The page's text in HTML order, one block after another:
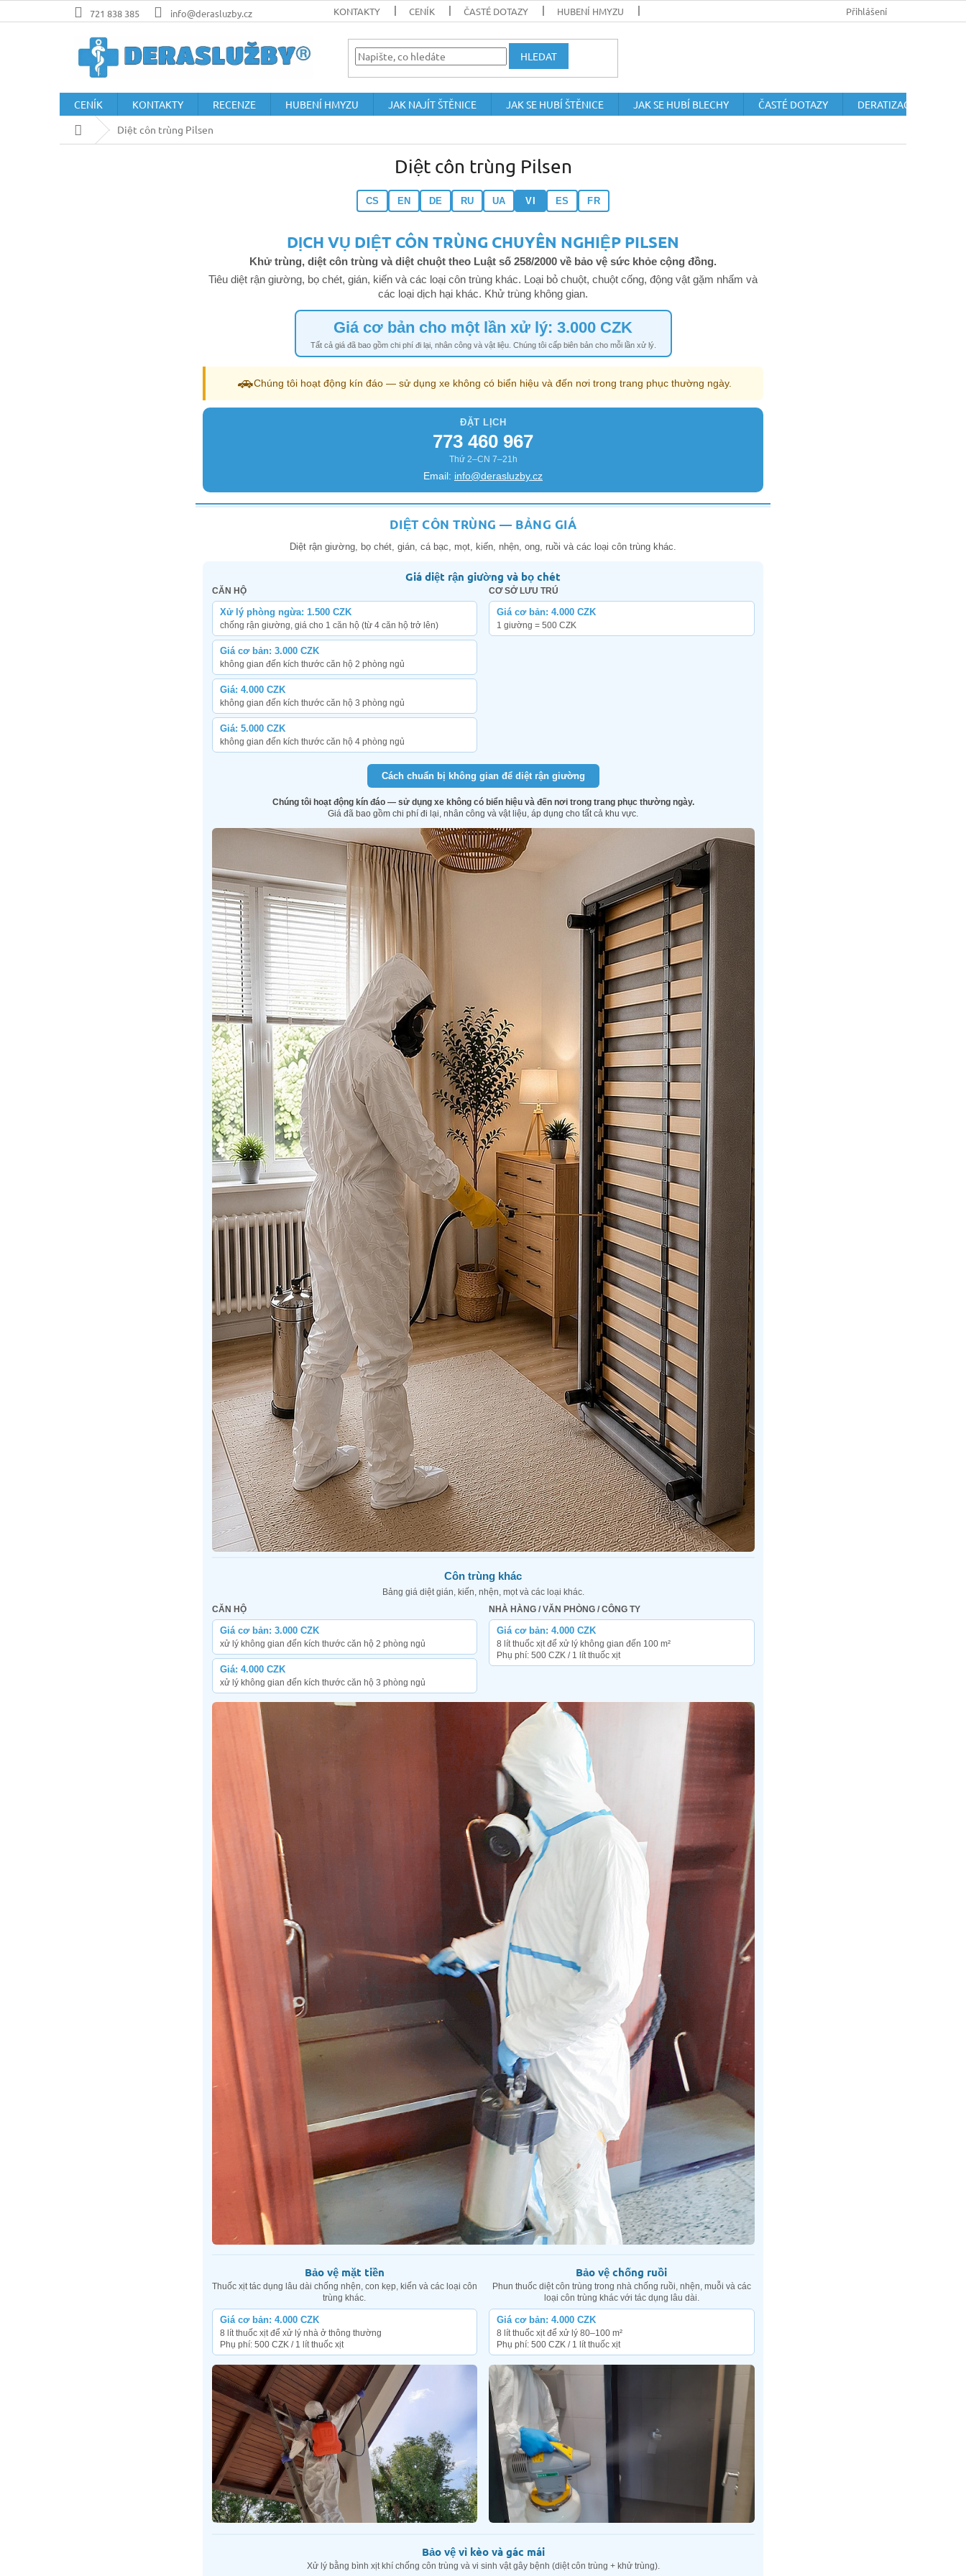
na
721 838 385 info@derasluzby.cz KONTAKTY CENÍK ČASTÉ DOTAZY HUBENÍ HMYZU OCHRANA OSOBNÍCH ÚDAJŮ
Přihlášení
HLEDAT
CENÍK KONTAKTY RECENZE HUBENÍ HMYZU JAK NAJÍT ŠTĚNICE JAK SE HUBÍ ŠTĚNICE JAK SE HUBÍ BLECHY ČASTÉ DOTAZY
DERATIZACE
Domů
Diệt côn trùng Pilsen
Diệt côn trùng Pilsen
CS EN DE RU UA VI ES FR
DỊCH VỤ DIỆT CÔN TRÙNG CHUYÊN NGHIỆP PILSEN
Khử trùng, diệt côn trùng và diệt chuột theo Luật số 258/2000 về bảo vệ sức khỏe cộng đồng.
Tiêu diệt rận giường, bọ chét, gián, kiến và các loại côn trùng khác. Loại bỏ chuột, chuột cống, động vật gặm nhấm và
các loại dịch hại khác. Khử trùng không gian.
Giá cơ bản cho một lần xử lý: 3.000 CZK
Tất cả giá đã bao gồm chi phí đi lại, nhân công và vật liệu. Chúng tôi cấp biên bản cho mỗi lần xử lý.
🚗Chúng tôi hoạt động kín đáo — sử dụng xe không có biển hiệu và đến nơi trong trang phục thường ngày.
ĐẶT LỊCH
773 460 967
Thứ 2–CN 7–21h
Email: info@derasluzby.cz
DIỆT CÔN TRÙNG — BẢNG GIÁ
Diệt rận giường, bọ chét, gián, cá bạc, mọt, kiến, nhện, ong, ruồi và các loại côn trùng khác.
Giá diệt rận giường và bọ chét
CĂN HỘ
Xử lý phòng ngừa: 1.500 CZK
chống rận giường, giá cho 1 căn hộ (từ 4 căn hộ trở lên)
Giá cơ bản: 3.000 CZK
không gian đến kích thước căn hộ 2 phòng ngủ
Giá: 4.000 CZK
không gian đến kích thước căn hộ 3 phòng ngủ
Giá: 5.000 CZK
không gian đến kích thước căn hộ 4 phòng ngủ
CƠ SỞ LƯU TRÚ
Giá cơ bản: 4.000 CZK
1 giường = 500 CZK
Cách chuẩn bị không gian để diệt rận giường
Chúng tôi hoạt động kín đáo — sử dụng xe không có biển hiệu và đến nơi trong trang phục thường ngày.
Giá đã bao gồm chi phí đi lại, nhân công và vật liệu, áp dụng cho tất cả khu vực.
Côn trùng khác
Bảng giá diệt gián, kiến, nhện, mọt và các loại khác.
CĂN HỘ
Giá cơ bản: 3.000 CZK
xử lý không gian đến kích thước căn hộ 2 phòng ngủ
Giá: 4.000 CZK
xử lý không gian đến kích thước căn hộ 3 phòng ngủ
NHÀ HÀNG / VĂN PHÒNG / CÔNG TY
Giá cơ bản: 4.000 CZK
8 lít thuốc xịt để xử lý không gian đến 100 m²
Phụ phí: 500 CZK / 1 lít thuốc xịt
Bảo vệ mặt tiền
Thuốc xịt tác dụng lâu dài chống nhện, con kẹp, kiến và các loại côn
trùng khác.
Giá cơ bản: 4.000 CZK
8 lít thuốc xịt để xử lý nhà ở thông thường
Phụ phí: 500 CZK / 1 lít thuốc xịt
Bảo vệ chống ruồi
Phun thuốc diệt côn trùng trong nhà chống ruồi, nhện, muỗi và các
loại côn trùng khác với tác dụng lâu dài.
Giá cơ bản: 4.000 CZK
8 lít thuốc xịt để xử lý 80–100 m²
Phụ phí: 500 CZK / 1 lít thuốc xịt
Bảo vệ vì kèo và gác mái
Xử lý bằng bình xịt khí chống côn trùng và vi sinh vật gây bệnh (diệt côn trùng + khử trùng).